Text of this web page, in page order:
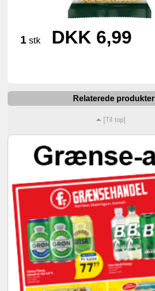
1 stk DKK 6,99
Relaterede produkter
[Til top]